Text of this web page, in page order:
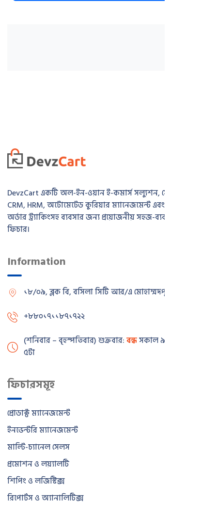
DevzCart একটি অল-ইন-ওয়ান ই-কমার্স সল্যুশন, যেখানে রয়েছে
CRM, HRM, অটোমেটেড কুরিয়ার ম্যানেজমেন্ট এবং রিয়েল-টাইম
অর্ডার ট্র্যাকিংসহ ব্যবসার জন্য প্রয়োজনীয় সহজ-ব্যবহারযোগ্য সব
ফিচার।
Information
১৮/০৯, ব্লক বি, বসিলা সিটি আর/এমোহাম্মদপুর, ঢাকা
+৮৮০১৭১১৮৭১৭২২
(শনিবার – বৃহস্পতিবার) শুক্রবার:বন্ধসকাল ৯টা – বিকাল
৫টা
ফিচারসমূহ
প্রোডাক্ট ম্যানেজমেন্ট
ইনভেন্টরি ম্যানেজমেন্ট
মাল্টি-চ্যানেল সেলস
প্রমোশন ও লয়্যালটি
শিপিং ও লজিস্টিক্স
রিপোর্টস ও অ্যানালিটিক্স